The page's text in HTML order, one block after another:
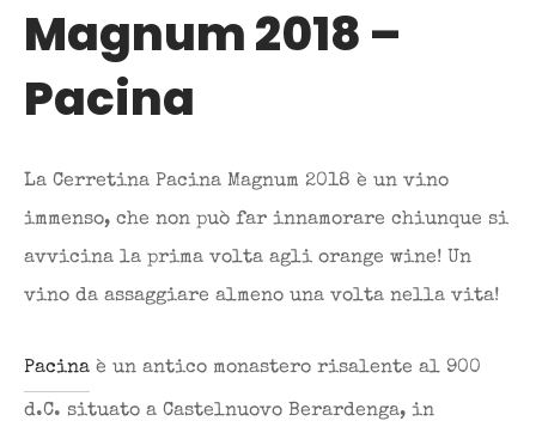
Magnum 2018 –
Pacina
La Cerretina Pacina Magnum 2018 è un vino
immenso, che non può far innamorare chiunque si
avvicina la prima volta agli orange wine! Un
vino da assaggiare almeno una volta nella vita!
Pacina è un antico monastero risalente al 900
d.C. situato a Castelnuovo Berardenga, in